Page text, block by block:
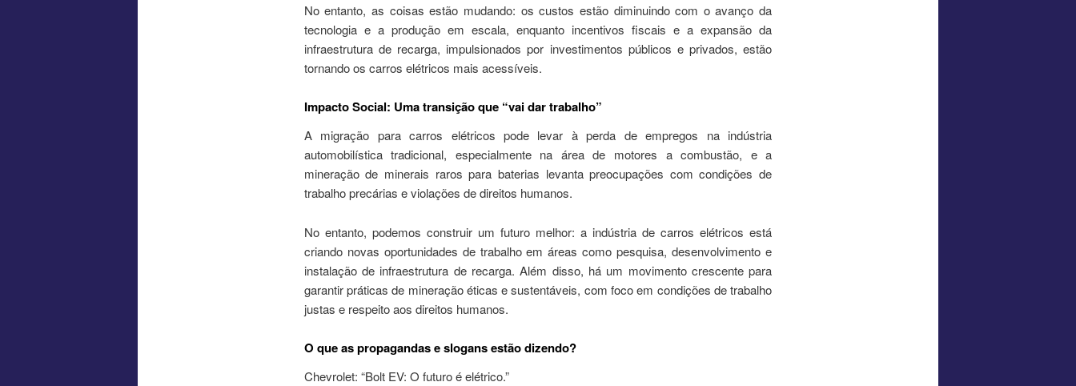
No entanto, as coisas estão mudando: os custos estão diminuindo com o avanço da
tecnologia e a produção em escala, enquanto incentivos fiscais e a expansão da
infraestrutura de recarga, impulsionados por investimentos públicos e privados, estão
tornando os carros elétricos mais acessíveis.
Impacto Social: Uma transição que “vai dar trabalho”
A migração para carros elétricos pode levar à perda de empregos na indústria
automobilística tradicional, especialmente na área de motores a combustão, e a
mineração de minerais raros para baterias levanta preocupações com condições de
trabalho precárias e violações de direitos humanos.
No entanto, podemos construir um futuro melhor: a indústria de carros elétricos está
criando novas oportunidades de trabalho em áreas como pesquisa, desenvolvimento e
instalação de infraestrutura de recarga. Além disso, há um movimento crescente para
garantir práticas de mineração éticas e sustentáveis, com foco em condições de trabalho
justas e respeito aos direitos humanos.
O que as propagandas e slogans estão dizendo?
Chevrolet: “Bolt EV: O futuro é elétrico.”